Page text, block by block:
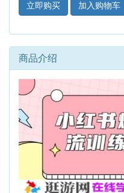
加入购物车
商品介绍